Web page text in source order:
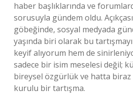
haber başlıklarında ve
sorusuyla gündem oldu.
göbeğinde, sosyal medyada
yaşında biri olarak bu
keyif alıyorum hem de
sadece bir isim meselesi değil;
bireysel özgürlük ve hatta biraz
kurulu bir tartışma.